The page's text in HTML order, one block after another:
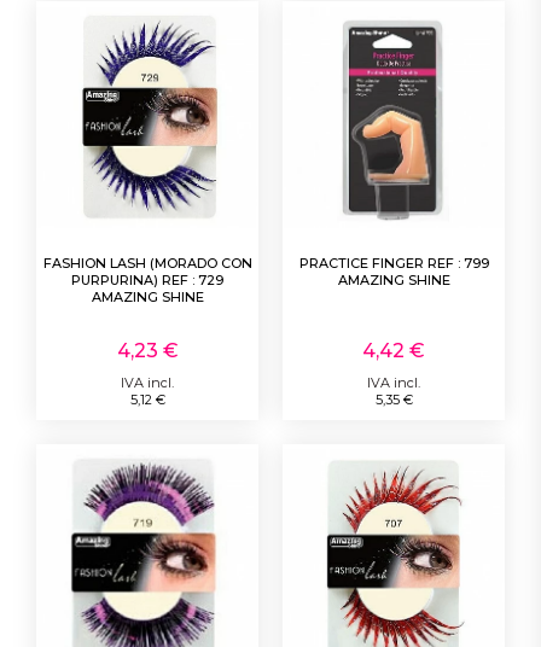
FASHION LASH (MORADO CON
PURPURINA) REF : 729
AMAZING SHINE
4,23 €
IVA incl.
5,12 €
PRACTICE FINGER REF : 799
AMAZING SHINE
4,42 €
IVA incl.
5,35 €